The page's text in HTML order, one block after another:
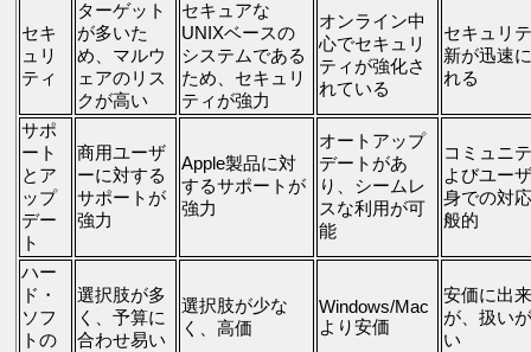
セキ
ュリ
ティ
ターゲット
が多いた
め、マルウ
ェアのリス
クが高い
セキュアな
UNIXベースの
システムである
ため、セキュリ
ティが強力
オンライン中
心でセキュリ
ティが強化さ
れている
セキュリ
新が迅速
れる
サポ
ート
とア
ップ
デー
ト
商用ユーザ
ーに対する
サポートが
強力
Apple製品に対
するサポートが
強力
オートアップ
デートがあ
り、シームレ
スな利用が可
能
コミュニ
よびユー
身での対
般的
ハー
ド・
ソフ
トの
選択肢が多
く、予算に
合わせ易い
選択肢が少な
く、高価
Windows/Mac
より安価
安価に出
が、扱い
い